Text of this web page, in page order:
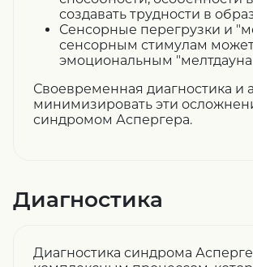
создавать трудности в
Сенсорные перегрузки и
сенсорным стимулам
эмоциональным
Своевременная диагностика и
минимизировать эти
синдромом Аспергера.
Диагностика
Диагностика синдрома